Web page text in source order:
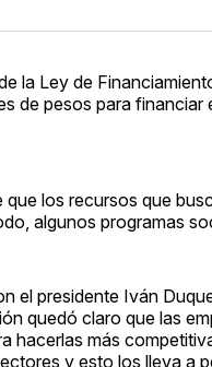
la Ley de
de pesos para financiar
los recursos que
algunos programas
el presidente Iván
quedó claro que las
hacerlas más
y esto los lleva a